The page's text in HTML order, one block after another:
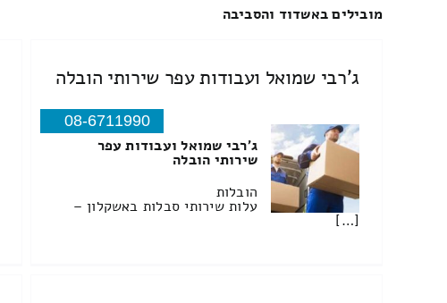
מובילים באשדוד והסביבה
ג'רבי שמואל ועבודות עפר שירותי הובלה
08-6711990
ג'רבי שמואל ועבודות עפר
שירותי הובלה
הובלות
עלות שירותי סבלות באשקלון –
[…]